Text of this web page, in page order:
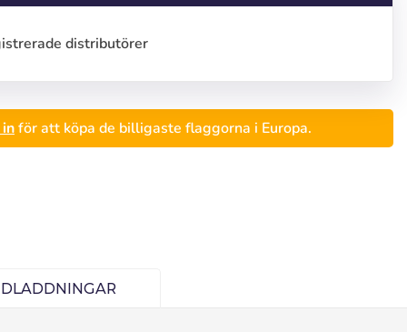
Finnish
distributörer
för att köpa de billigaste flaggorna i Europa.